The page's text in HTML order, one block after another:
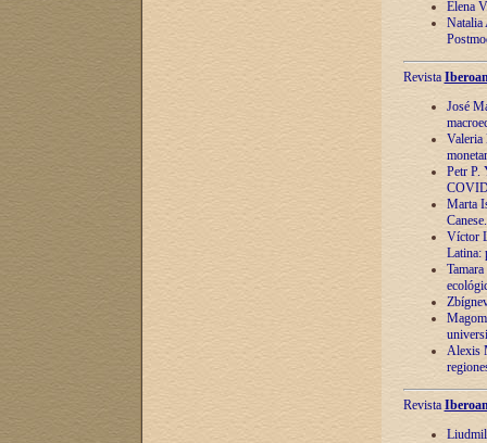
Elena
Natalia
Revista
José
Valeria
Petr P.
Marta
Víctor
Latina:
Alexis
Revista